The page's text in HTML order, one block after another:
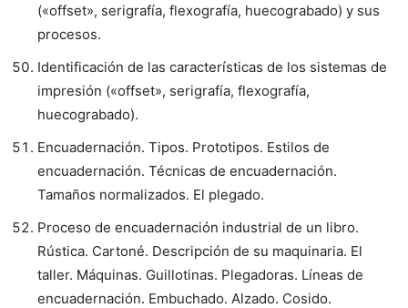
(«offset», serigrafía, flexografía, huecograbado) y sus
procesos.
Identificación de las características de los sistemas de
impresión («offset», serigrafía, flexografía,
huecograbado).
Encuadernación. Tipos. Prototipos. Estilos de
encuadernación. Técnicas de encuadernación.
Tamaños normalizados. El plegado.
Proceso de encuadernación industrial de un libro.
Rústica. Cartoné. Descripción de su maquinaria. El
taller. Máquinas. Guillotinas. Plegadoras. Líneas de
encuadernación. Embuchado. Alzado. Cosido.